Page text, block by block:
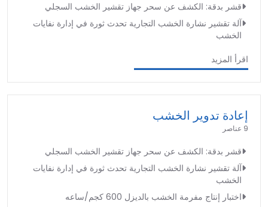
قشر بدقة: الكشف عن سحر جهاز تقشير الخشب السجلي
آلة تقشير نشارة الخشب التجارية تحدث ثورة في إدارة نفايات
الخشب
اقرأ المزيد
إعادة تدوير الخشب
9 عناصر
قشر بدقة: الكشف عن سحر جهاز تقشير الخشب السجلي
آلة تقشير نشارة الخشب التجارية تحدث ثورة في إدارة نفايات
الخشب
اختبار إنتاج مفرمة الخشب بالديزل 600 كجم/ساعه